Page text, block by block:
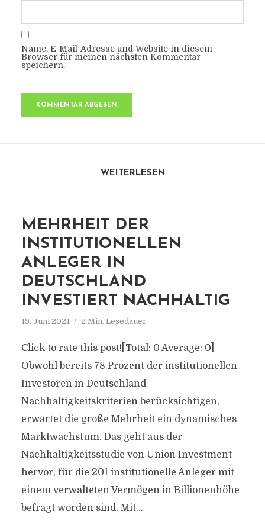
Name, E-Mail-Adresse und Website in diesem
Browser für meinen nächsten Kommentar
speichern.
WEITERLESEN
MEHRHEIT DER
INSTITUTIONELLEN
ANLEGER IN
DEUTSCHLAND
INVESTIERT NACHHALTIG
19. Juni 2021 2 Min. Lesedauer
Click to rate this post![Total: 0 Average: 0]
Obwohl bereits 78 Prozent der institutionellen
Investoren in Deutschland
Nachhaltigkeitskriterien berücksichtigen,
erwartet die große Mehrheit ein dynamisches
Marktwachstum. Das geht aus der
Nachhaltigkeitsstudie von Union Investment
hervor, für die 201 institutionelle Anleger mit
einem verwalteten Vermögen in Billionenhöhe
befragt worden sind. Mit...